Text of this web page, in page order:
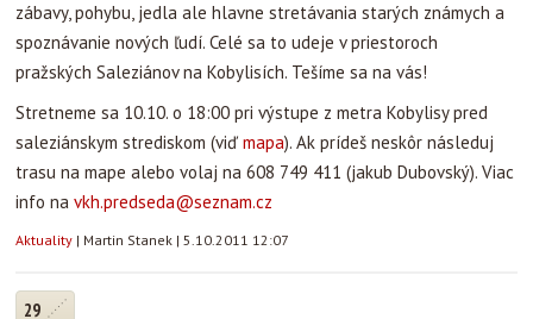
zábavy, pohybu, jedla ale hlavne stretávania starých známych a
spoznávanie nových ľudí. Celé sa to udeje v priestoroch
pražských Saleziánov na Kobylisích. Tešíme sa na vás!
Stretneme sa 10.10. o 18:00 pri výstupe z metra Kobylisy pred
saleziánskym strediskom (viď mapa). Ak prídeš neskôr následuj
trasu na mape alebo volaj na 608 749 411 (jakub Dubovský). Viac
info na vkh.predseda@seznam.cz
Aktuality | Martin Stanek | 5.10.2011 12:07
29